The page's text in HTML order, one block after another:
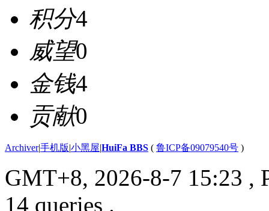
积分4
威望0
金钱4
贡献0
Archiver|手机版|小黑屋|HuiFa BBS ( 鲁ICP备09079540号 )
GMT+8, 2026-8-7 15:23 ,
14 queries .